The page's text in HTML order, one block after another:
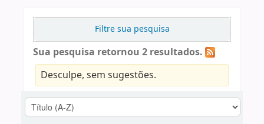
Filtre sua pesquisa
Sua pesquisa retornou 2 resultados.
Desculpe, sem sugestões.